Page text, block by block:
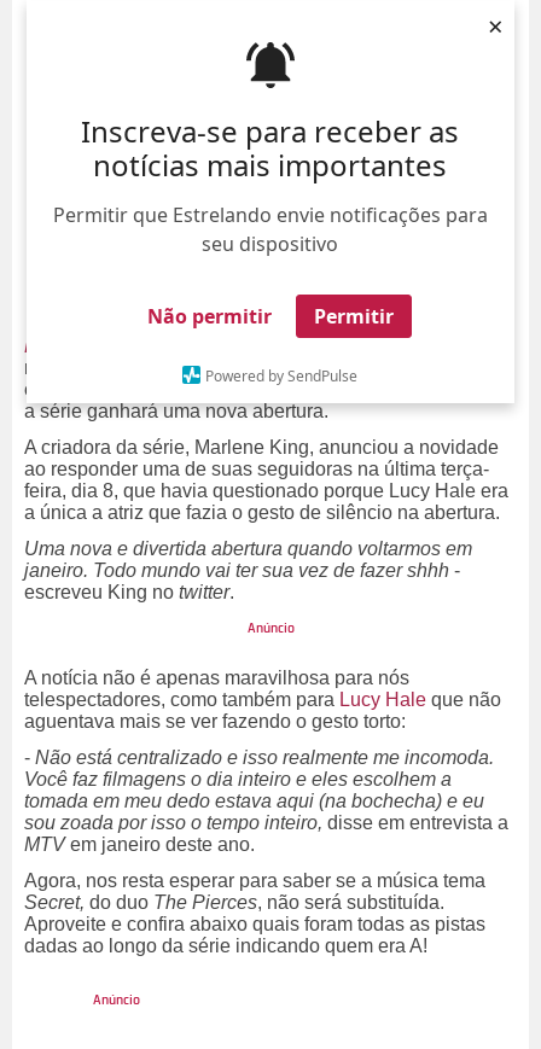
Inscreva-se para receber as
notícias mais importantes
Permitir que Estrelando envie notificações para
seu dispositivo
Não permitir Permitir
Powered by SendPulse
×
Pretty Little Liars
novidades em sua sexta temporada, que estreia apenas
em janeiro de 2016.Após revelar quem é a misteriosa
a série ganhará uma nova abertura.
A criadora da série, Marlene King, anunciou a novidade
ao responder uma de suas seguidoras na última terça-
feira, dia 8, que havia questionado porque Lucy Hale era
a única a atriz que fazia o gesto de silêncio na abertura.
Uma nova e divertida abertura quando voltarmos em
janeiro. Todo mundo vai ter sua vez de fazer shhh -
escreveu King no twitter.
A notícia não é apenas maravilhosa para nós
telespectadores, como também para Lucy Hale que não
aguentava mais se ver fazendo o gesto torto:
- Não está centralizado e isso realmente me incomoda.
Você faz filmagens o dia inteiro e eles escolhem a
tomada em meu dedo estava aqui (na bochecha) e eu
sou zoada por isso o tempo inteiro, disse em entrevista a
MTVem janeiro deste ano.
Agora, nos resta esperar para saber se a música tema
Secret, do duo The Pierces, não será substituída.
Aproveite e confira abaixo quais foram todas as pistas
dadas ao longo da série indicando quem era A!